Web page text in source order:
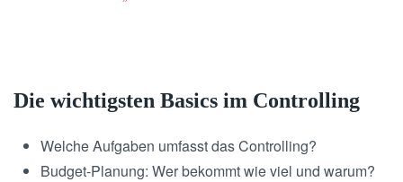
Die wichtigsten Basics im Controlling
Welche Aufgaben umfasst das Controlling?
Budget-Planung: Wer bekommt wie viel und warum?